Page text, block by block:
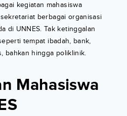
kegiatan mahasiswa
berbagai organisasi
di UNNES. Tak ketinggalan
tempat ibadah, bank,
bahkan hingga poliklinik.
Mahasiswa